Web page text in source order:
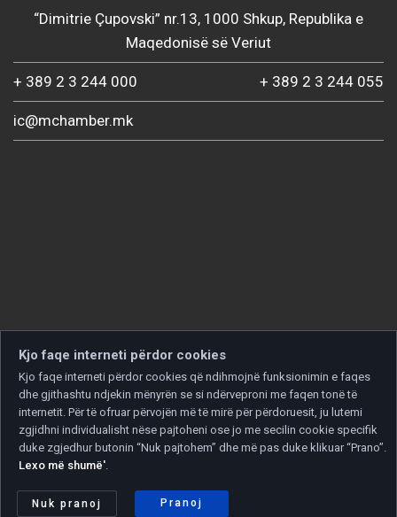
“Dimitrie Çupovski” nr.13, 1000 Shkup, Republika e
Maqedonisë së Veriut
+ 389 2 3 244 000 + 389 2 3 244 055
ic@mchamber.mk
Copyright © 2026 Developed by
Politika e privatësisë Politika e cookies
Kjo faqe interneti përdor cookies
Kjo faqe interneti përdor cookies që ndihmojnë funksionimin e faqes
dhe gjithashtu ndjekin mënyrën se si ndërveproni me faqen tonë të
internetit. Për të ofruar përvojën më të mirë për përdoruesit, ju lutemi
zgjidhni individualisht nëse pajtoheni ose jo me secilin cookie specifik
duke zgjedhur butonin “Nuk pajtohem” dhe më pas duke klikuar “Prano”.
Lexo më shumë'.
Nuk pranoj Pranoj